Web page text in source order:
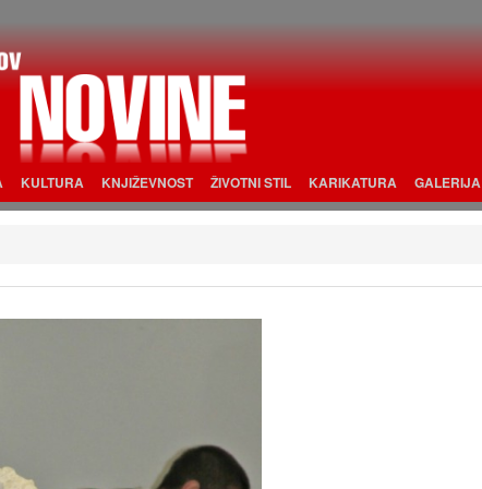
KULTURA KNJIŽEVNOST ŽIVOTNI STIL KARIKATURA GALERIJA